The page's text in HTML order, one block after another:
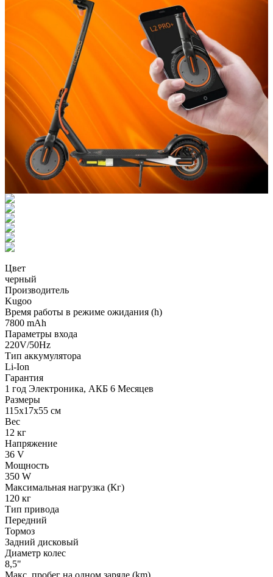
Цвет
черный
Производитель
Kugoo
Время работы в режиме ожидания (h)
7800 mAh
Параметры входа
220V/50Hz
Тип аккумулятора
Li-Ion
Гарантия
1 год Электроника, АКБ 6 Месяцев
Размеры
115x17x55 см
Вес
12 кг
Напряжение
36 V
Мощность
350 W
Максимальная нагрузка (Кг)
120 кг
Тип привода
Передний
Тормоз
Задний дисковый
Диаметр колес
8,5"
Макс. пробег на одном заряде (km)